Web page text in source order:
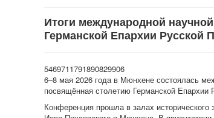
Итоги международной
Германской Епархии Русской
5469711791890829906
6–8 мая 2026 года в Мюнхене состоялась
посвящённая столетию Германской Епархии
Конференция прошла в залах исторического